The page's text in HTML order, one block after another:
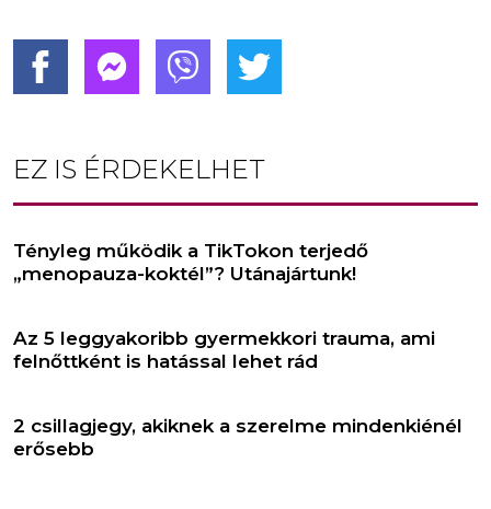
EZ IS ÉRDEKELHET
Tényleg működik a TikTokon terjedő
„menopauza-koktél”? Utánajártunk!
Az 5 leggyakoribb gyermekkori trauma, ami
felnőttként is hatással lehet rád
2 csillagjegy, akiknek a szerelme mindenkiénél
erősebb